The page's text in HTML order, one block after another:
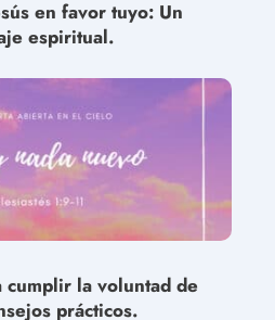
en favor tuyo: Un
espiritual.
cumplir la voluntad de
prácticos.